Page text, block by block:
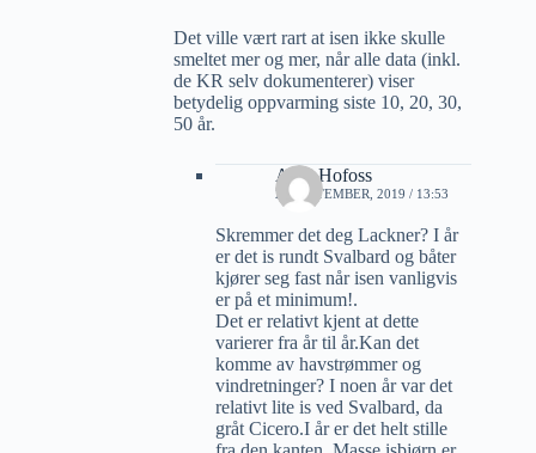
Det ville vært rart at isen ikke skulle
smeltet mer og mer, når alle data (inkl.
de KR selv dokumenterer) viser
betydelig oppvarming siste 10, 20, 30,
50 år.
Arne Hofoss
22 SEPTEMBER, 2019 / 13:53
Skremmer det deg Lackner? I år
er det is rundt Svalbard og båter
kjører seg fast når isen vanligvis
er på et minimum!.
Det er relativt kjent at dette
varierer fra år til år.Kan det
komme av havstrømmer og
vindretninger? I noen år var det
relativt lite is ved Svalbard, da
gråt Cicero.I år er det helt stille